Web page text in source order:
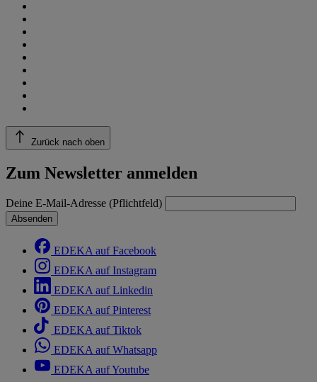
Zurück nach oben
Zum Newsletter anmelden
Deine E-Mail-Adresse (Pflichtfeld)
Absenden
EDEKA auf Facebook
EDEKA auf Instagram
EDEKA auf Linkedin
EDEKA auf Pinterest
EDEKA auf Tiktok
EDEKA auf Whatsapp
EDEKA auf Youtube